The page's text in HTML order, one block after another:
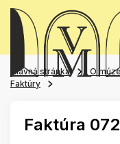
Hlavná stránka O
Faktúry
Faktúra